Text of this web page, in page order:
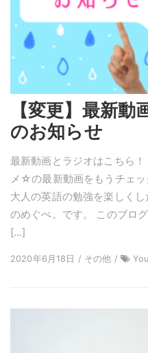
【変更】最新
のお知らせ
最新動画とラジオはこちら
メ☆の最新動画をもうチェッ
大人の英語の勉強を楽しく
のめぐぺ。です。 このブロ
[…]
2020年6月18日 / その他 /